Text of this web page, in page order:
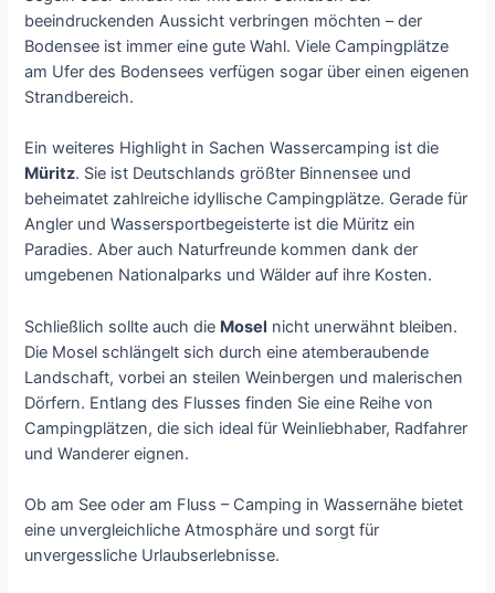
beeindruckenden Aussicht verbringen möchten – der
Bodensee ist immer eine gute Wahl. Viele Campingplätze
am Ufer des Bodensees verfügen sogar über einen eigenen
Strandbereich.
Ein weiteres Highlight in Sachen Wassercamping ist die
Müritz. Sie ist Deutschlands größter Binnensee und
beheimatet zahlreiche idyllische Campingplätze. Gerade für
Angler und Wassersportbegeisterte ist die Müritz ein
Paradies. Aber auch Naturfreunde kommen dank der
umgebenen Nationalparks und Wälder auf ihre Kosten.
Schließlich sollte auch die Mosel nicht unerwähnt bleiben.
Die Mosel schlängelt sich durch eine atemberaubende
Landschaft, vorbei an steilen Weinbergen und malerischen
Dörfern. Entlang des Flusses finden Sie eine Reihe von
Campingplätzen, die sich ideal für Weinliebhaber, Radfahrer
und Wanderer eignen.
Ob am See oder am Fluss – Camping in Wassernähe bietet
eine unvergleichliche Atmosphäre und sorgt für
unvergessliche Urlaubserlebnisse.